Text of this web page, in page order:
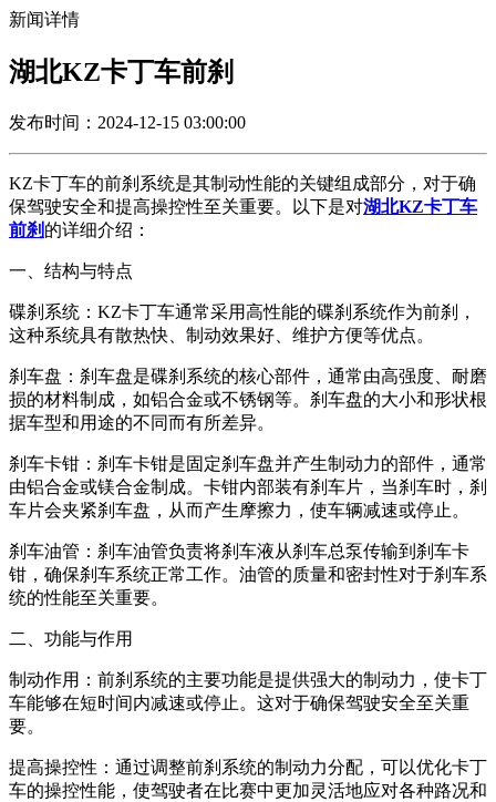
新闻详情
湖北KZ卡丁车前刹
发布时间：2024-12-15 03:00:00
KZ卡丁车的前刹系统是其制动性能的关键组成部分，对于确
保驾驶安全和提高操控性至关重要。以下是对湖北KZ卡丁车
前刹 的详细介绍：
一、结构与特点
碟刹系统：KZ卡丁车通常采用高性能的碟刹系统作为前刹，
这种系统具有散热快、制动效果好、维护方便等优点。
刹车盘：刹车盘是碟刹系统的核心部件，通常由高强度、耐磨
损的材料制成，如铝合金或不锈钢等。刹车盘的大小和形状根
据车型和用途的不同而有所差异。
刹车卡钳：刹车卡钳是固定刹车盘并产生制动力的部件，通常
由铝合金或镁合金制成。卡钳内部装有刹车片，当刹车时，刹
车片会夹紧刹车盘，从而产生摩擦力，使车辆减速或停止。
刹车油管：刹车油管负责将刹车液从刹车总泵传输到刹车卡
钳，确保刹车系统正常工作。油管的质量和密封性对于刹车系
统的性能至关重要。
二、功能与作用
制动作用：前刹系统的主要功能是提供强大的制动力，使卡丁
车能够在短时间内减速或停止。这对于确保驾驶安全至关重
要。
提高操控性：通过调整前刹系统的制动力分配，可以优化卡丁
车的操控性能，使驾驶者在比赛中更加灵活地应对各种路况和